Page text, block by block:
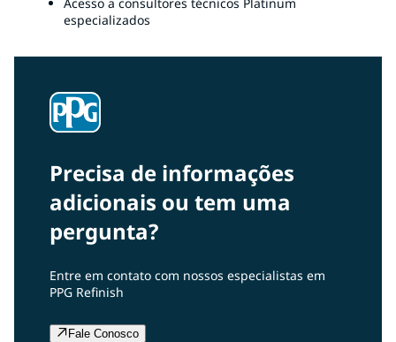
especializados
Precisa de informações
adicionais ou tem uma
pergunta?
Entre em contato com nossos especialistas em
PPG Refinish
Fale Conosco